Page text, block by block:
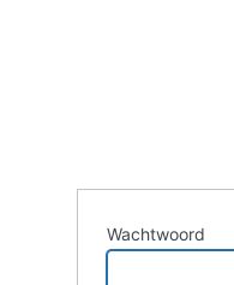
Wachtwoord